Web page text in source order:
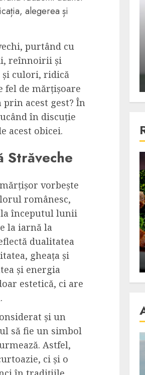
alegerea și
purtând cu
reînnoirii și
și culori, ridică
fel de mărțișoare
acest gest? În
în discuție
acest obicei.
Străveche
vorbește
românesc,
începutul lunii
la iarnă la
dualitatea
gheața și
și energia
estetică, ci are
și un
să fie un simbol
Astfel,
ci și o
fotoliu
asteptarilor
si criticilor
S. DECEMBER 6, 2023
read
de ocazie
delicioase in care
de rata e vedeta
S. NOVEMBER 29, 2023